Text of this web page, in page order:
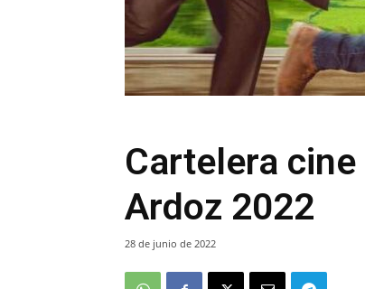
Cartelera
Ardoz 2022
28 de junio de 2022